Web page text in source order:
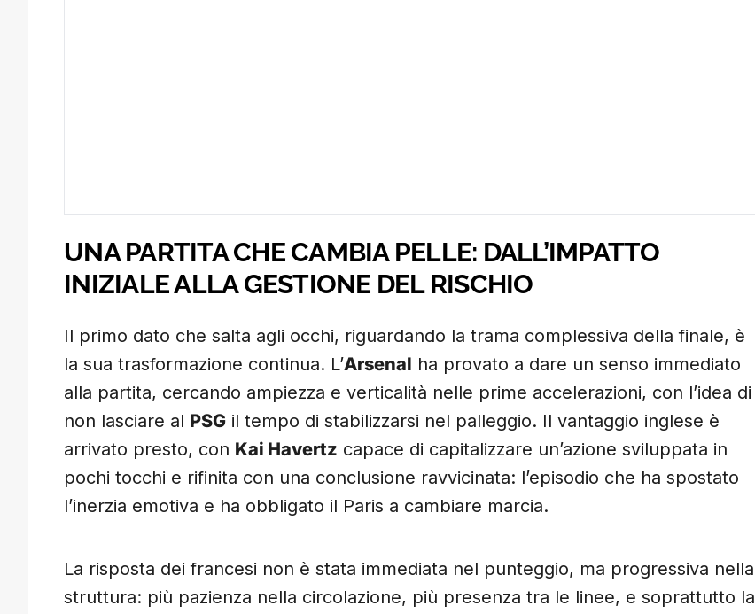
UNA PARTITA CHE CAMBIA PELLE: DALL’IMPATTO
INIZIALE ALLA GESTIONE DEL RISCHIO
Il primo dato che salta agli occhi, riguardando la trama complessiva della finale, è
la sua trasformazione continua. L’Arsenal ha provato a dare un senso immediato
alla partita, cercando ampiezza e verticalità nelle prime accelerazioni, con l’idea di
non lasciare al PSG il tempo di stabilizzarsi nel palleggio. Il vantaggio inglese è
arrivato presto, con Kai Havertz capace di capitalizzare un’azione sviluppata in
pochi tocchi e rifinita con una conclusione ravvicinata: l’episodio che ha spostato
l’inerzia emotiva e ha obbligato il Paris a cambiare marcia.
La risposta dei francesi non è stata immediata nel punteggio, ma progressiva nella
struttura: più pazienza nella circolazione, più presenza tra le linee, e soprattutto la